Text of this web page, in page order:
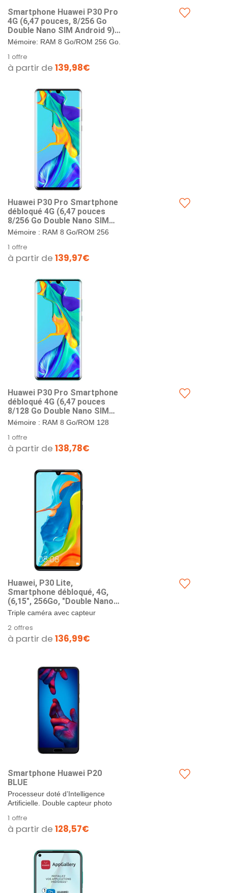
Smartphone Huawei P30 Pro
4G (6,47 pouces, 8/256 Go
Double Nano SIM Android 9) -
Blanc nacré
Mémoire: RAM 8 Go/ROM 256 Go.
Nano-SIM + carte Nano SD. Ecran:
6, 47...
1 offre
à partir de 139,98€
Huawei P30 Pro Smartphone
débloqué 4G (6,47 pouces
8/256 Go Double Nano SIM
Android 9) Noir
Mémoire : RAM 8 Go/ROM 256
SIM ou Nano-SIM + carte Nano
SD. Ecran :...
1 offre
à partir de 139,97€
Huawei P30 Pro Smartphone
débloqué 4G (6,47 pouces
8/128 Go Double Nano SIM
Android 9) Bleu aurora
Mémoire : RAM 8 Go/ROM 128
SuperCharge (Max 40 W)
Chargeur rapide sans fil...
1 offre
à partir de 138,78€
Huawei, P30 Lite,
Smartphone débloqué, 4G,
(6,15", 256Go, "Double Nano
SIM", Android 9) Midnight
Black
Triple caméra avec capteur
grand angle. Ecran Huawei
Dewdrop de...
2 offres
à partir de 136,99€
Smartphone Huawei P20
BLUE
Processeur doté d’Intelligence
Artificielle. Double capteur photo
1 offre
à partir de 128,57€